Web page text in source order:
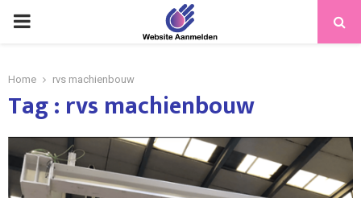
PRIMARY
Home rvs machienbouw
Tag : rvs machienbouw